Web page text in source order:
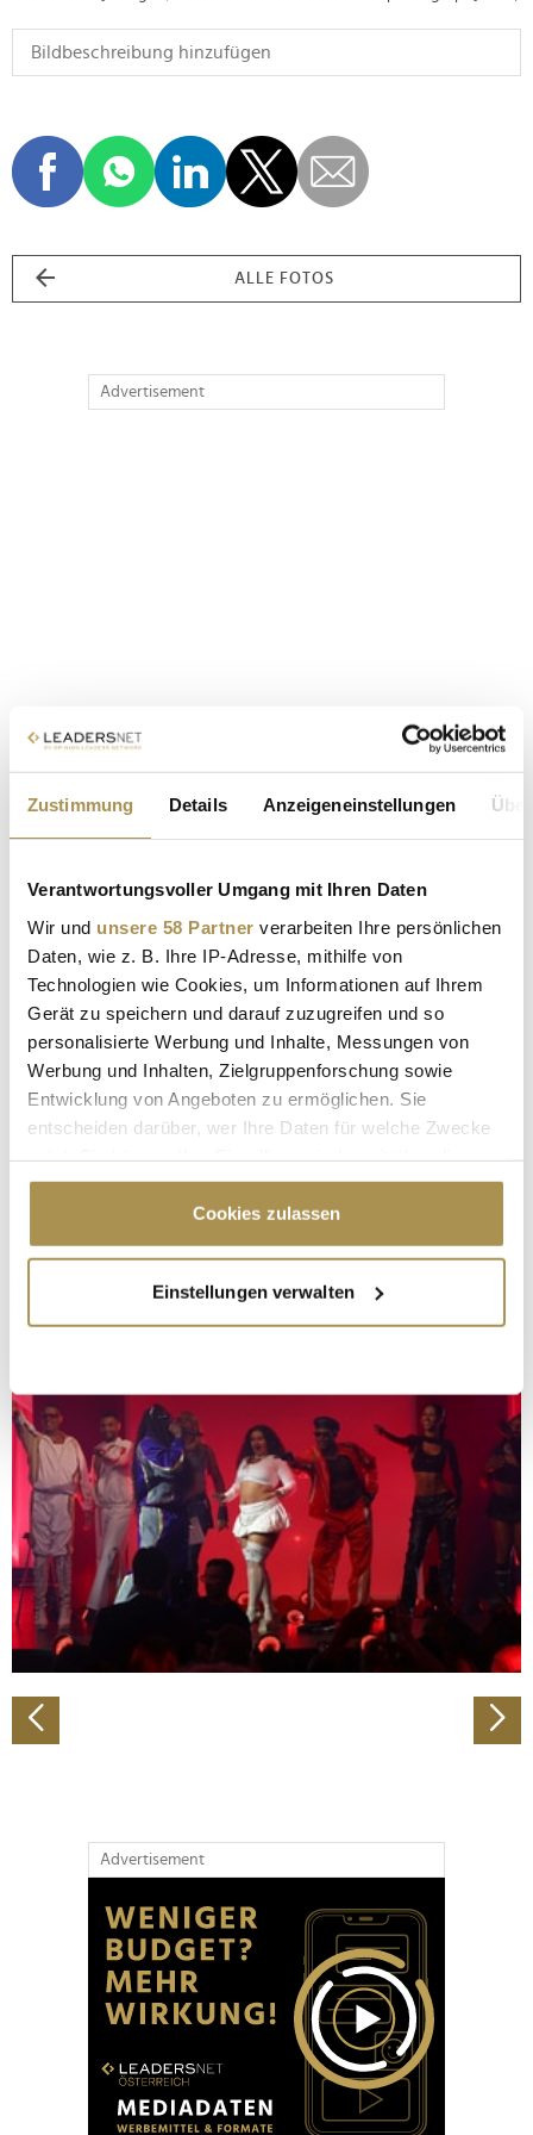
Zustimmung Details Anzeigeneinstellungen
Verantwortungsvoller Umgang mit Ihren Daten
Wir und unsere 58 Partner verarbeiten Ihre persönlichen
Daten, wie z. B. Ihre IP-Adresse, mithilfe von
Technologien wie Cookies, um Informationen auf Ihrem
Gerät zu speichern und darauf zuzugreifen und so
personalisierte Werbung und Inhalte, Messungen von
Werbung und Inhalten, Zielgruppenforschung sowie
Entwicklung von Angeboten zu ermöglichen. Sie
entscheiden darüber, wer Ihre Daten für welche Zwecke
Cookie-Erklärung oder durch Klicken auf das Privacy
Trigger Symbol ändern oder widerrufen
Informationen über Ihre geografische Lage
erfassen, welche bis auf einige Meter genau sein
bestimmten Merkmalen (Fingerprinting) identifizieren
Erfahren Sie mehr darüber, wie Ihre persönlichen Daten
verarbeitet werden, und legen Sie Ihre Präferenzen im
Abschnitt Einzelheitenfest.
Wir verwenden Cookies, um Inhalte und Anzeigen zu
personalisieren, Funktionen für soziale Medien anbieten
zu können und die Zugriffe auf unsere Website zu
analysieren. Außerdem geben wir Informationen zu Ihrer
Verwendung unserer Website an unsere Partner für
soziale Medien, Werbung und Analysen weiter. Unsere
Partner führen diese Informationen möglicherweise mit
Cookies zulassen
Einstellungen verwalten
ALLE FOTOS
Advertisement
Advertisement